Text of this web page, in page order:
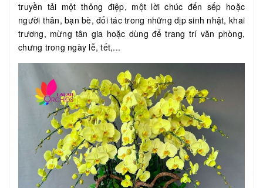
truyền tải một thông điệp, một lời chúc đến sếp hoặc
người thân, bạn bè, đối tác trong những dịp sinh nhật, khai
trương, mừng tân gia hoặc dùng để trang trí văn phòng,
chưng trong ngày lễ, tết,...